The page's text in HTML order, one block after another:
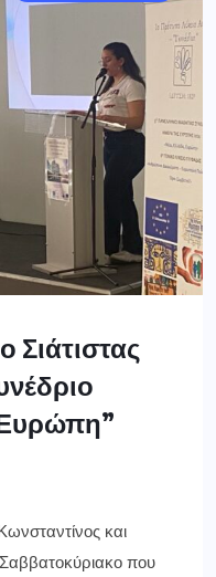
Σιάτιστας
Ευρώπη”
και
που